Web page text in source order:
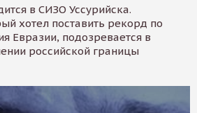
в СИЗО Уссурийска.
хотел поставить рекорд по
Евразии, подозревается в
российской границы